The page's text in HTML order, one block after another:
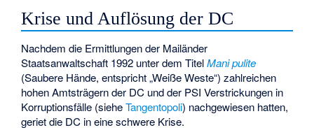
Krise und Auflösung der DC
Nachdem die Ermittlungen der Mailänder
Staatsanwaltschaft 1992 unter dem TitelMani pulite
(Saubere Hände, entspricht „Weiße Weste“) zahlreichen
hohen Amtsträgern der DC und der PSI Verstrickungen in
Korruptionsfälle (sieheTangentopoli) nachgewiesen hatten,
geriet die DC in eine schwere Krise.